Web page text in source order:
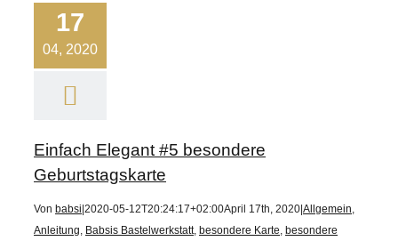
17
04, 2020
Einfach Elegant #5 besondere
Geburtstagskarte
Von babsi 2020-05-12T20:24:17+02:00April 17th, 2020 Allgemein,
Anleitung, Babsis Bastelwerkstatt, besondere Karte, besondere